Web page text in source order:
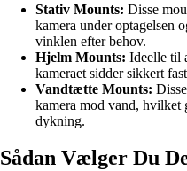
Stativ Mounts: Disse
kamera under optagelsen
vinklen efter behov.
Hjelm Mounts: Ideelle til
kameraet sidder sikkert
Vandtætte Mounts:
kamera mod vand, hvilket
dykning.
Sådan Vælger Du